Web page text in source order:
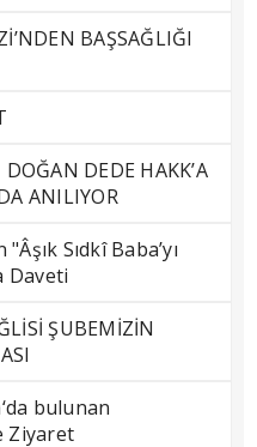
BAŞSAĞLIĞI
DEDE HAKK’A
ANILIYOR
Sıdkî Baba’yı
Daveti
ŞUBEMİZİN
bulunan
Ziyaret